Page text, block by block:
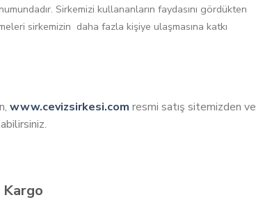
Sirkemizi kullananların faydasını gördükten
sirkemizin daha fazla kişiye ulaşmasına katkı
www.cevizsirkesi.com resmi satış sitemizden ve
Kargo